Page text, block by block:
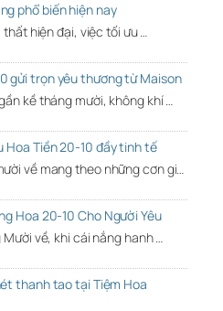
phổ biến hiện nay
hiện đại, việc tối ưu …
gửi trọn yêu thương từ Maison
kề tháng mười, không khí …
Hoa Tiền 20-10 đầy tinh tế
về mang theo những cơn gi…
Hoa 20-10 Cho Người Yêu
về, khi cái nắng hanh …
thanh tao tại Tiệm Hoa